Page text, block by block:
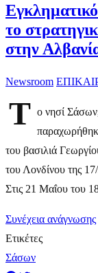
το
στην
Newsroom
Τ ο νησί
του βασιλιά
του Λονδίνου της
Στις 21 Μαΐου του
Συνέχεια ανάγνωσης
Ετικέτες
Σάσων